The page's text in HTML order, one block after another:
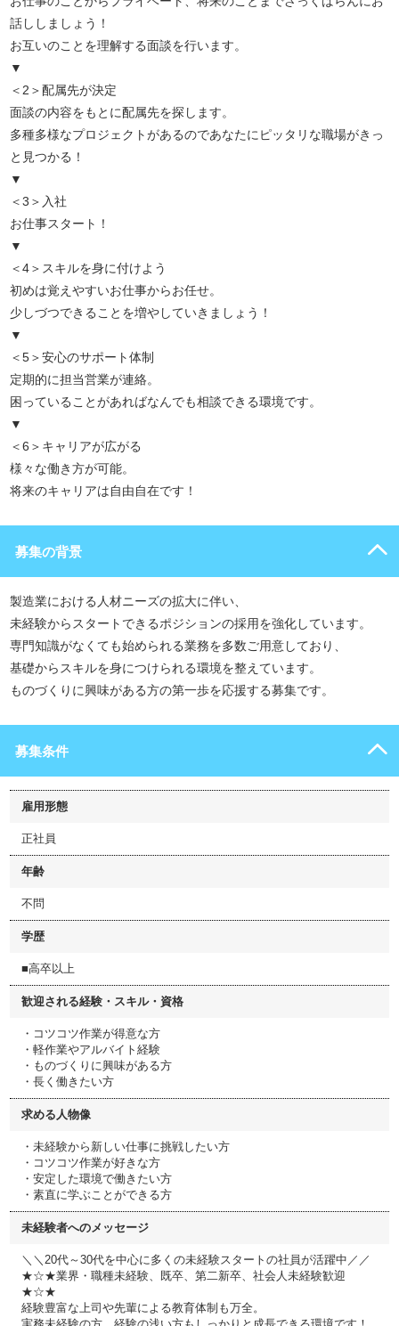
話ししましょう！
お互いのことを理解する面談を行います。
▼
＜2＞配属先が決定
面談の内容をもとに配属先を探します。
多種多様なプロジェクトがあるのであなたにピッタリな職場がきっ
と見つかる！
▼
＜3＞入社
お仕事スタート！
▼
＜4＞スキルを身に付けよう
初めは覚えやすいお仕事からお任せ。
少しづつできることを増やしていきましょう！
▼
＜5＞安心のサポート体制
定期的に担当営業が連絡。
困っていることがあればなんでも相談できる環境です。
▼
＜6＞キャリアが広がる
様々な働き方が可能。
将来のキャリアは自由自在です！
募集の背景
製造業における人材ニーズの拡大に伴い、
未経験からスタートできるポジションの採用を強化しています。
専門知識がなくても始められる業務を多数ご用意しており、
基礎からスキルを身につけられる環境を整えています。
ものづくりに興味がある方の第一歩を応援する募集です。
募集条件
雇用形態
正社員
年齢
不問
学歴
■高卒以上
歓迎される経験・スキル・資格
・コツコツ作業が得意な方
・軽作業やアルバイト経験
・ものづくりに興味がある方
・長く働きたい方
求める人物像
・未経験から新しい仕事に挑戦したい方
・コツコツ作業が好きな方
・安定した環境で働きたい方
・素直に学ぶことができる方
未経験者へのメッセージ
＼＼20代～30代を中心に多くの未経験スタートの社員が活躍中／／
★☆★業界・職種未経験、既卒、第二新卒、社会人未経験歓迎
★☆★
経験豊富な上司や先輩による教育体制も万全。